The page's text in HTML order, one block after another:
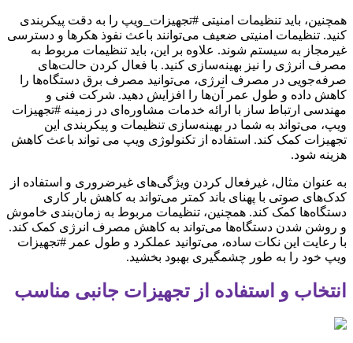
همچنین، باید تنظیمات امنیتی #تجهیزات_ویپ را به دقت پیکربندی
کنید. تنظیمات امنیتی ضعیف می‌توانند باعث نفوذ هکرها و دسترسی
غیرمجاز به سیستم شوند. علاوه بر این، باید تنظیمات مربوط به
مصرف انرژی را نیز بهینه‌سازی کنید. با فعال کردن حالت‌های
صرفه‌جویی در مصرف انرژی، می‌توانید مصرف برق دستگاه‌ها را
کاهش داده و طول عمر آن‌ها را افزایش دهید. شرکت فنی و
مهندسی ارتباط ساز با ارائه خدمات مشاوره‌ای در زمینه #تجهیزات
ویپ، می‌تواند به شما در بهینه‌سازی تنظیمات و پیکربندی این
تجهیزات کمک کند. استفاده از تکنولوژی ویپ می تواند باعث کاهش
هزینه شود.
به عنوان مثال، غیرفعال کردن ویژگی‌های غیرضروری و استفاده از
کدک‌های صوتی با پهنای باند کمتر می‌تواند به کاهش بار کاری
دستگاه‌ها کمک کند. همچنین، تنظیمات مربوط به زمان‌بندی خاموش
و روشن شدن دستگاه‌ها می‌تواند به کاهش مصرف انرژی کمک کند.
با رعایت این نکات ساده، می‌توانید عملکرد و طول عمر #تجهیزات
ویپ خود را به طور چشمگیری بهبود بخشید.
انتخاب و استفاده از تجهیزات جانبی مناسب